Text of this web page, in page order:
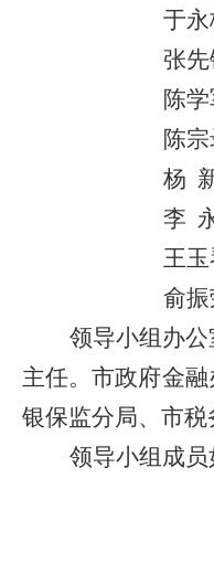
于
张先
陈
陈
杨
李
王玉
俞
领导小组办
主任。市政府金
银保监分局、 市税
领导小组成